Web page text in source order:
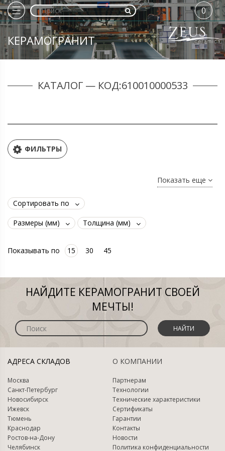
КЕРАМОГРАНИТ
0
КАТАЛОГ — КОД:610010000533
ФИЛЬТРЫ
Показать еще
Сортировать по
Размеры (мм) Толщина (мм)
Показывать по 15 30 45
НАЙДИТЕ КЕРАМОГРАНИТ СВОЕЙ
МЕЧТЫ!
НАЙТИ
АДРЕСА СКЛАДОВ
Москва
Санкт-Петербург
Новосибирск
Ижевск
Тюмень
Краснодар
Ростов-на-Дону
Челябинск
О КОМПАНИИ
Партнерам
Технологии
Технические характеристики
Сертификаты
Гарантии
Контакты
Новости
Политика конфиденциальности